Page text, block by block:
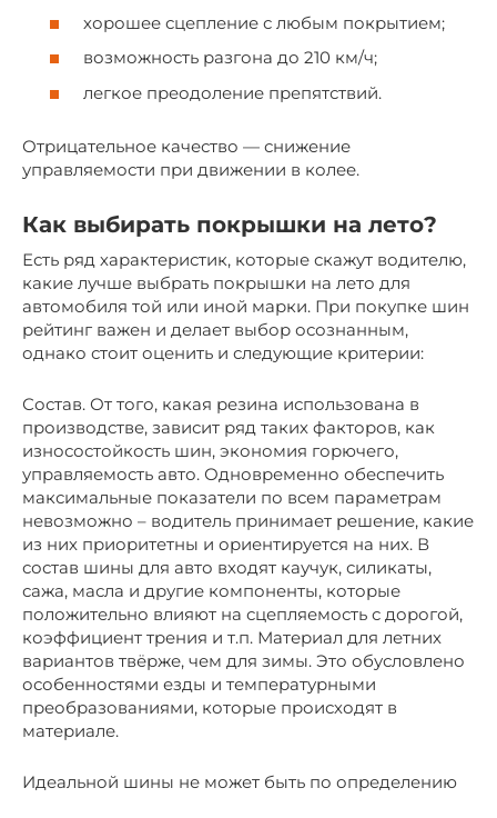
хорошее сцепление с любым покрытием;
возможность разгона до 210 км/ч;
легкое преодоление препятствий.
Отрицательное качество — снижение
управляемости при движении в колее.
Как выбирать покрышки на лето?
Есть ряд характеристик, которые скажут водителю,
какие лучше выбрать покрышки на лето для
автомобиля той или иной марки. При покупке шин
рейтинг важен и делает выбор осознанным,
однако стоит оценить и следующие критерии:
Состав. От того, какая резина использована в
производстве, зависит ряд таких факторов, как
износостойкость шин, экономия горючего,
управляемость авто. Одновременно обеспечить
максимальные показатели по всем параметрам
невозможно – водитель принимает решение, какие
из них приоритетны и ориентируется на них. В
состав шины для авто входят каучук, силикаты,
сажа, масла и другие компоненты, которые
положительно влияют на сцепляемость с дорогой,
коэффициент трения и т.п. Материал для летних
вариантов твёрже, чем для зимы. Это обусловлено
особенностями езды и температурными
преобразованиями, которые происходят в
материале.
Идеальной шины не может быть по определению